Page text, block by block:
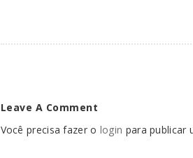
Leave A Comment
Você precisa fazer o login para publicar